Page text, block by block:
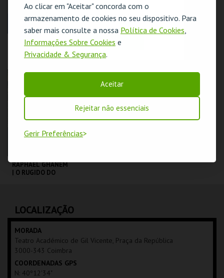
Ao clicar em "Aceitar" concorda com o
armazenamento de cookies no seu dispositivo. Para
saber mais consulte a nossa Política de Cookies,
Informações Sobre Cookies e
Privacidade & Segurança.
Aceitar
Rejeitar não essenciais
Gerir Preferências
COMPRAR COMPRAR
DIOGO BATÁGUAS |
OPTIMISTA
CÉPTICO
TAGV
COIMBRA |
TAGV
MAIS INFO
RAPHAEL GHANEM
| O RUGIDO DO
MAIS INFO
COMPRAR
LOCALIZAÇÃO
MORADA
Teatro Académico de Gil Vicente, Praça da República
3000-343 Coimbra
COORDENADAS GPS
N: 40º12'34"
O evento escolhido não está disponível
OK